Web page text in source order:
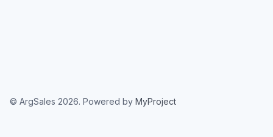
© ArgSales 2026. Powered by MyProject